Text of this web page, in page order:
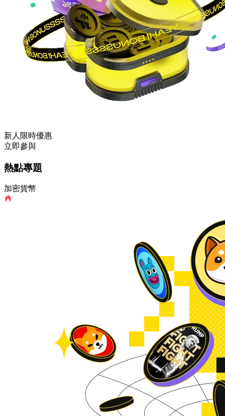
新人限時優惠
立即參與
熱點專題
加密貨幣